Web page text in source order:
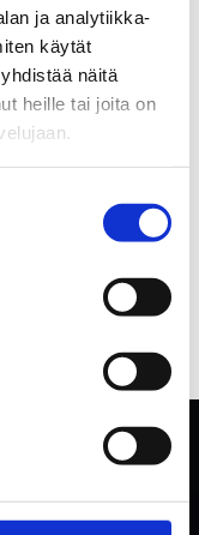
ja analytiikka-
käytät
näitä
heille tai joita on